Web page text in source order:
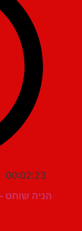
00:02:23
הניה שוחט –